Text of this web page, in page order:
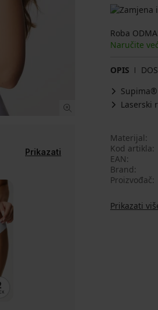
Prikazati
Roba
Naručite
OPIS
Laserski
Materijal
Kod artikla
EAN
Brand
Proizvođač
Prikazati